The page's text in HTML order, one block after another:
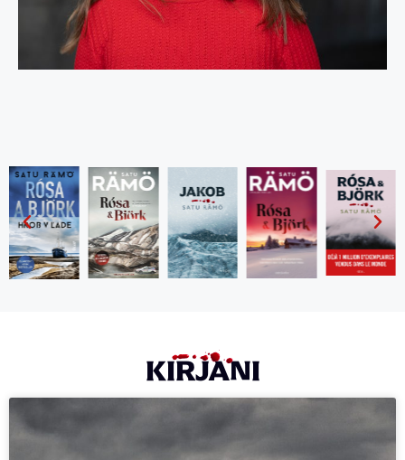
KIRJANI